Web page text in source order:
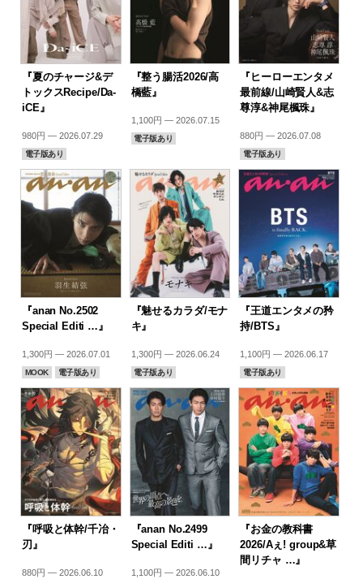
『夏のチャージ&デ
トックスRecipe/Da-
iCE』
980円 — 2026.07.29
電子版あり
『整う腸活2026/高
橋藍』
1,100円 — 2026.07.15
電子版あり
『ヒーローエンタメ
最前線/山崎賢人&志
尊淳&神尾楓珠』
880円 — 2026.07.08
電子版あり
『anan No.2502
Special Editi …』
1,300円 — 2026.07.01
MOOK 電子版あり
『魅せるカラダ/モナ
キ』
1,300円 — 2026.06.24
電子版あり
『王道エンタメの矜
持/BTS』
1,100円 — 2026.06.17
電子版あり
『呼吸と体幹/千冶・
刃』
880円 — 2026.06.10
『anan No.2499
Special Editi …』
1,100円 — 2026.06.10
『お金の教科書
2026/Aぇ! group&草
間リチャ …』